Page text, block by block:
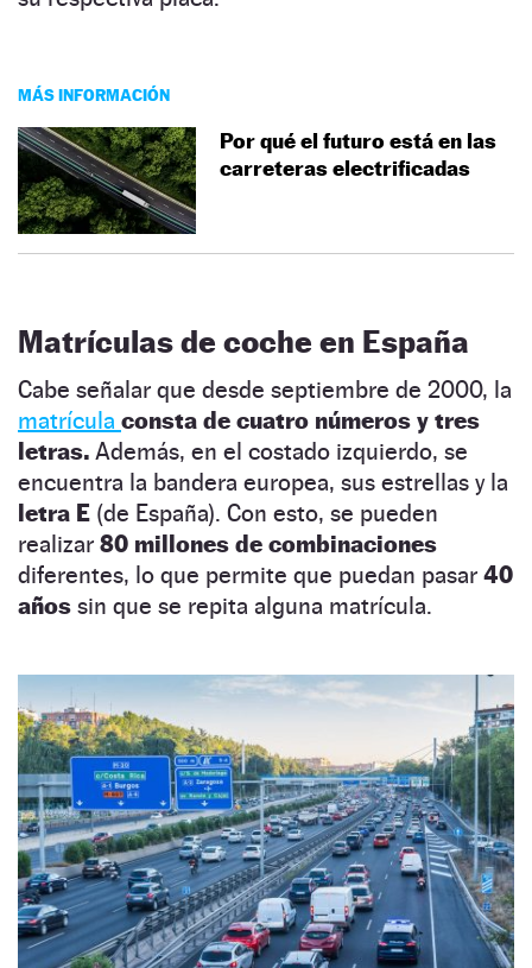
MÁS INFORMACIÓN
Por qué el futuro está en las
carreteras electrificadas
Matrículas de coche en España
Cabe señalar que desde septiembre de 2000, la
matrícula consta de cuatro números y tres
letras. Además, en el costado izquierdo, se
encuentra la bandera europea, sus estrellas y la
letra E (de España). Con esto, se pueden
realizar 80 millones de combinaciones
diferentes, lo que permite que puedan pasar 40
años sin que se repita alguna matrícula.